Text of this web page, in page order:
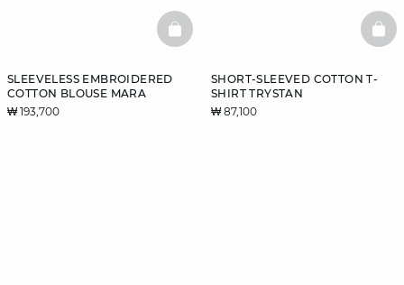
SLEEVELESS EMBROIDERED
COTTON BLOUSE MARA
₩ 193,700
BASKETFULL
SHORT-SLEEVED COTTON T-
SHIRT TRYSTAN
₩ 87,100